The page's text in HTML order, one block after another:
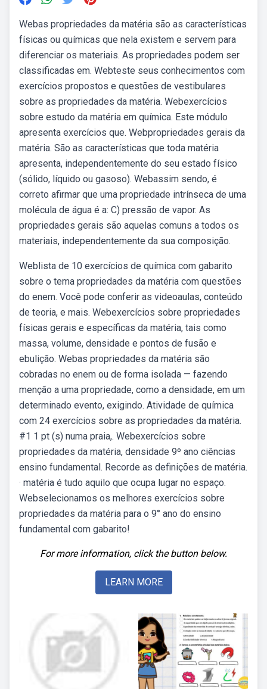
Webas propriedades da matéria são as características
físicas ou químicas que nela existem e servem para
diferenciar os materiais. As propriedades podem ser
classificadas em. Webteste seus conhecimentos com
exercícios propostos e questões de vestibulares
sobre as propriedades da matéria. Webexercícios
sobre estudo da matéria em química. Este módulo
apresenta exercícios que. Webpropriedades gerais da
matéria. São as características que toda matéria
apresenta, independentemente do seu estado físico
(sólido, líquido ou gasoso). Webassim sendo, é
correto afirmar que uma propriedade intrínseca de uma
molécula de água é a: C) pressão de vapor. As
propriedades gerais são aquelas comuns a todos os
materiais, independentemente da sua composição.
Weblista de 10 exercícios de química com gabarito
sobre o tema propriedades da matéria com questões
do enem. Você pode conferir as videoaulas, conteúdo
de teoria, e mais. Webexercícios sobre propriedades
físicas gerais e específicas da matéria, tais como
massa, volume, densidade e pontos de fusão e
ebulição. Webas propriedades da matéria são
cobradas no enem ou de forma isolada — fazendo
menção a uma propriedade, como a densidade, em um
determinado evento, exigindo. Atividade de química
com 24 exercícios sobre as propriedades da matéria.
#1 1 pt (s) numа рrаіа,. Webexercícios sobre
propriedades da matéria, densidade 9º ano ciências
ensino fundamental. Recorde as definições de matéria.
· matéria é tudo aquilo que ocupa lugar no espaço.
Webselecionamos os melhores exercícios sobre
propriedades da matéria para o 9° ano do ensino
fundamental com gabarito!
For more information, click the button below.
LEARN MORE